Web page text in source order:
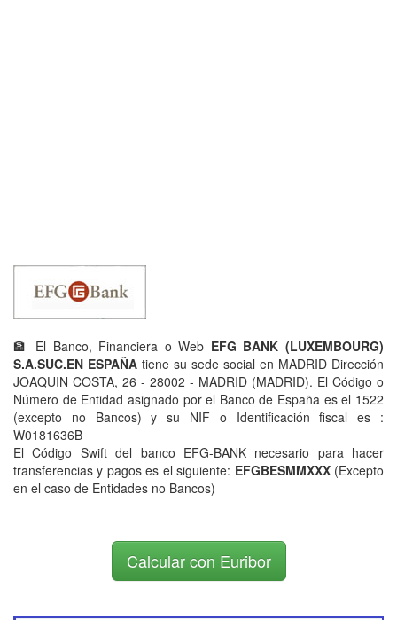
🏦 El Banco, Financiera o Web EFG BANK (LUXEMBOURG)
S.A.SUC.EN ESPAÑA tiene su sede social en MADRID Dirección
JOAQUIN COSTA, 26 - 28002 - MADRID (MADRID). El Código o
Número de Entidad asignado por el Banco de España es el 1522
(excepto no Bancos) y su NIF o Identificación fiscal es :
W0181636B
El Código Swift del banco EFG-BANK necesario para hacer
transferencias y pagos es el siguiente: EFGBESMMXXX(Excepto
en el caso de Entidades no Bancos)
Calcular con Euribor